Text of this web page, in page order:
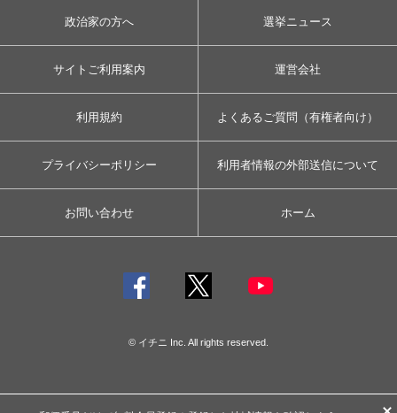
政治家の方へ 選挙ニュース
サイトご利用案内 運営会社
利用規約 よくあるご質問（有権者向け）
プライバシーポリシー 利用者情報の外部送信について
お問い合わせ ホーム
© イチニ Inc. All rights reserved.